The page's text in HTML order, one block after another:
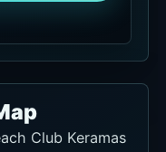
Club Keramas